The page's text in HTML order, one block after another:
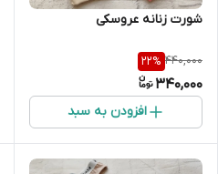
شورت زنانه عروسکی
440,000
22%
340,000
افزودن به سبد